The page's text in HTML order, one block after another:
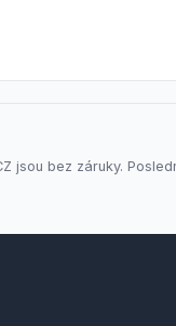
jsou bez záruky.